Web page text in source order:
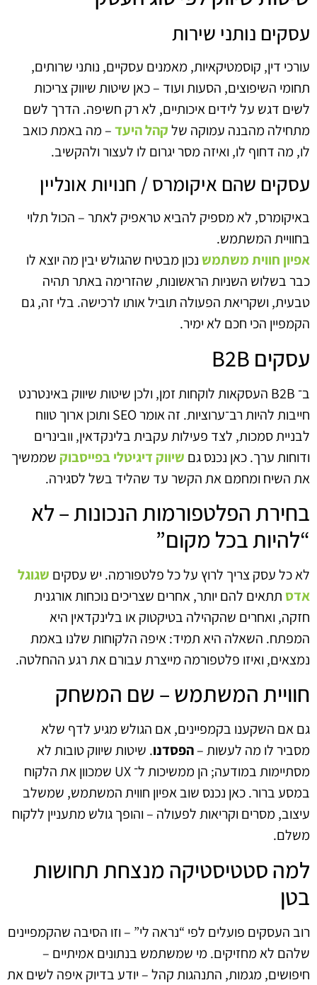
עסקים נותני שירות
עורכי דין, קוסמטיקאיות, מאמנים עסקיים, נותני שרותים,
תחומי השיפוצים, הסעות ועוד – כאן שיטות שיווק צריכות
לשים דגש על לידים איכותיים, לא רק חשיפה. הדרך לשם
מתחילה מהבנה עמוקה שלקהל היעד– מה באמת כואב
לו, מה דחוף לו, ואיזה מסר יגרום לו לעצור ולהקשיב.
עסקים שהם איקומרס / חנויות אונליין
באיקומרס, לא מספיק להביא טראפיק לאתר – הכול תלוי
בחוויית המשתמש.
אפיון חווית משתמש נכון מבטיח שהגולש יבין מה יוצא לו
כבר בשלוש השניות הראשונות, שהזרימה באתר תהיה
טבעית, ושקריאת הפעולה תוביל אותו לרכישה. בלי זה, גם
הקמפיין הכי חכם לא ימיר.
עסקים B2B
ב־ B2B העסקאות לוקחות זמן, ולכן שיטות שיווק באינטרנט
חייבות להיות רב־ערוציות. זה אומר SEO ותוכן ארוך טווח
לבניית סמכות, לצד פעילות עקבית בלינקדאין, וובינרים
ודוחות ערך. כאן נכנס גם שיווק דיגיטלי בפייסבוקשממשיך
את השיח ומחמם את הקשר עד שהליד בשל לסגירה.
בחירת הפלטפורמות הנכונות – לא
“להיות בכל מקום”
לא כל עסק צריך לרוץ על כל פלטפורמה. יש עסקים שגוגל
אדס תתאים להם יותר, אחרים שצריכים נוכחות אורגנית
חזקה, ואחרים שהקהילה בטיקטוק או בלינקדאין היא
המפתח. השאלה היא תמיד: איפה הלקוחות שלנו באמת
נמצאים, ואיזו פלטפורמה מייצרת עבורם את רגע ההחלטה.
חוויית המשתמש – שם המשחק
גם אם השקענו בקמפיינים, אם הגולש מגיע לדף שלא
מסביר לו מה לעשות –הפסדנו. שיטות שיווק טובות לא
מסתיימות במודעה; הן ממשיכות ל־ UX שמכוון את הלקוח
במסע ברור. כאן נכנס שוב אפיון חווית המשתמש, שמשלב
עיצוב, מסרים וקריאות לפעולה – והופך גולש מתעניין ללקוח
משלם.
למה סטטיסטיקה מנצחת תחושות
בטן
רוב העסקים פועלים לפי “נראה לי” – וזו הסיבה שהקמפיינים
שלהם לא מחזיקים. מי שמשתמש בנתונים אמיתיים –
חיפושים, מגמות, התנהגות קהל – יודע בדיוק איפה לשים את